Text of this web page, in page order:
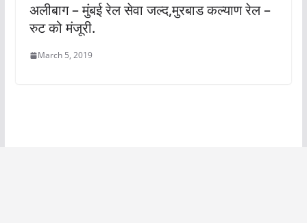
अलीबाग – मुंबई रेल सेवा जल्द,मुरबाड कल्याण रेल –
रुट को मंजूरी.
March 5, 2019